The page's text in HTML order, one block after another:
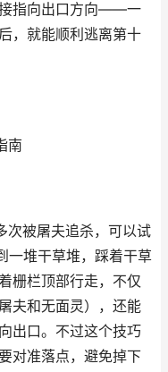
接指向出口方向——一
，就能顺利逃离第十
南
次被屠夫追杀，可以试
一堆干草堆，踩着干草
栅栏顶部行走，不仅
夫和无面灵），还能
出口。不过这个技巧
对准落点，避免掉下